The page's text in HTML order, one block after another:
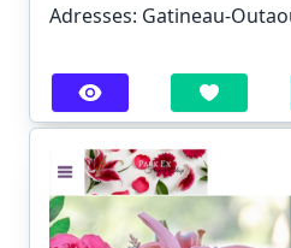
Adresses: Gatineau-